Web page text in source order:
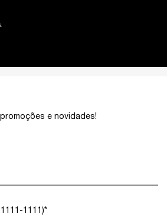
e novidades!
1111)*